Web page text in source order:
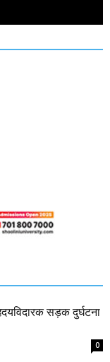
सड़क दुर्घटना
0